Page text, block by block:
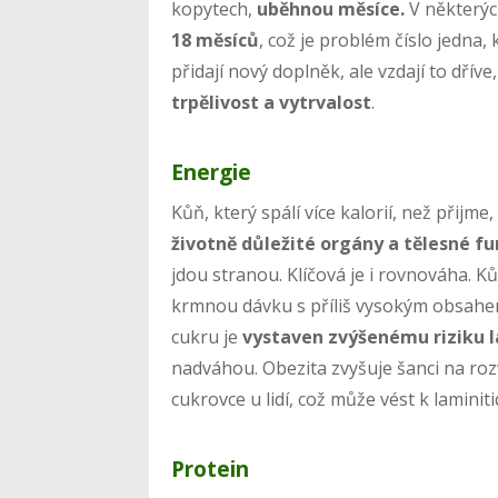
kopytech, uběhnou měsíce.V
18 měsíců, což je problém číslo
přidají nový doplněk, ale vzdají to
trpělivost a vytrvalost.
Energie
Kůň, který spálí více kalorií, než
životně důležité orgány a tělesné
jdou stranou. Klíčová je i rovnováha.
krmnou dávku s příliš vysokým
cukru jevystaven zvýšenému riziku
nadváhou. Obezita zvyšuje šanci na
cukrovce u lidí, což může vést k
Protein